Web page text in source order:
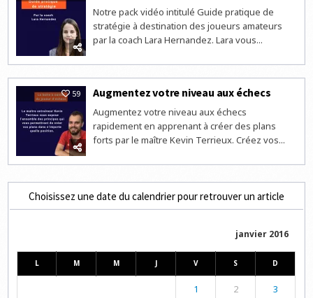
Notre pack vidéo intitulé Guide pratique de
stratégie à destination des joueurs amateurs
par la coach Lara Hernandez. Lara vous...
59 Augmentez votre niveau aux échecs
Augmentez votre niveau aux échecs
rapidement en apprenant à créer des plans
forts par le maître Kevin Terrieux. Créez vos...
Choisissez une date du calendrier pour retrouver un article
janvier 2016
L M M J V S D
1 2 3